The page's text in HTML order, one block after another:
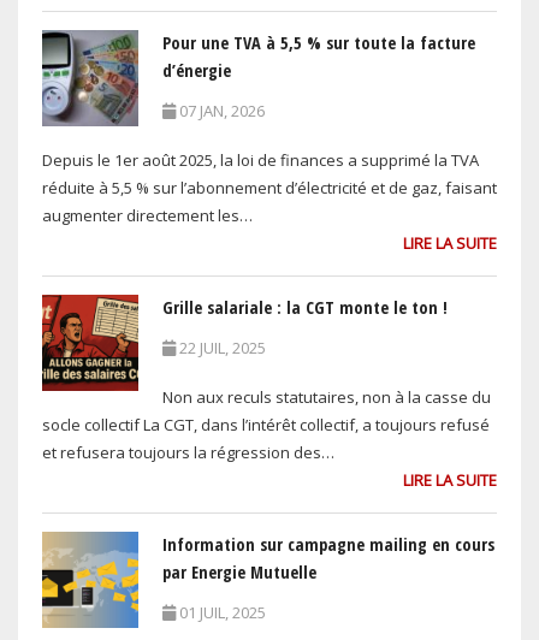
Pour une TVA à 5,5 % sur toute la facture
d’énergie
07 JAN, 2026
Depuis le 1er août 2025, la loi de finances a supprimé la TVA
réduite à 5,5 % sur l’abonnement d’électricité et de gaz, faisant
augmenter directement les…
LIRE LA SUITE
Grille salariale : la CGT monte le ton !
22 JUIL, 2025
Non aux reculs statutaires, non à la casse du
socle collectif La CGT, dans l’intérêt collectif, a toujours refusé
et refusera toujours la régression des…
LIRE LA SUITE
Information sur campagne mailing en cours
par Energie Mutuelle
01 JUIL, 2025